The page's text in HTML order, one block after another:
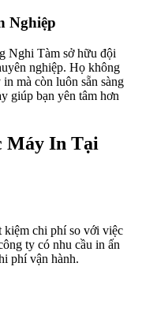
Nghiệp
Nghi Tàm sở hữu đội
nghiệp. Họ không
mà còn luôn sẵn sàng
giúp bạn yên tâm hơn
Máy In Tại
kiệm chi phí so với việc
ty có nhu cầu in ấn
phí vận hành.